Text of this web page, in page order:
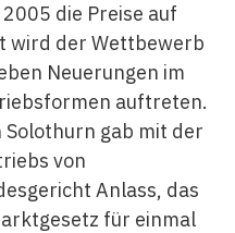
die Preise auf
wird der Wettbewerb
Neuerungen im
auftreten.
Solothurn gab mit der
von
Anlass, das
für einmal